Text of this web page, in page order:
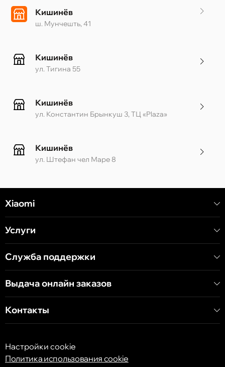
Кишинёв
ш. Мунчешть, 41
Кишинёв
ул. Тигина 55
Кишинёв
ул. Константин Брынкуш 3, ТЦ «Plaza»
Кишинёв
ул. Штефан чел Маре 8
Кишинёв
ул. Арборилор 21, CC «Shopping MallDova»
Xiaomi
Услуги
Служба поддержки
Выдача онлайн заказов
Контакты
Настройки cookie
Политика использования cookie